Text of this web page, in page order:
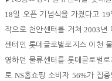
18일 오픈 기념식을 가졌다고 19
작으로 천안센터를 거쳐2003 년
센터인 롯데글로벌로지스 이천
영하던 물류센터를 롯데글로벌
로 NS홈쇼핑 소비자 56%가 집